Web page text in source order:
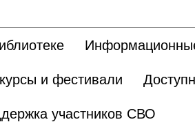
и фестивали
участников СВО